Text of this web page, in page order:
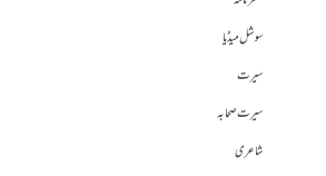
سوشل میڈیا
سیرت
سیرت صحابہ
شاعری